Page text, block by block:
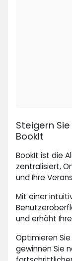
Steigern
BookIt
BookIt ist die
zentralisiert,
und Ihre
Mit einer
und erhöht
Optimieren
gewinnen Sie